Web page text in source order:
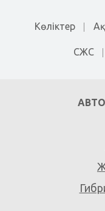
Көліктер
СЖС